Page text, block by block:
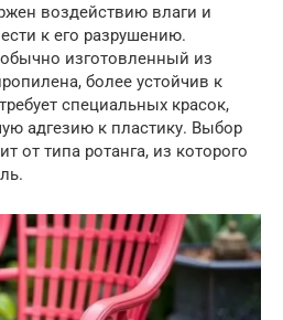
воздействию влаги и
к его разрушению.
изготовленный из
более устойчив к
специальных красок,
адгезию к пластику. Выбор
от типа ротанга, из которого